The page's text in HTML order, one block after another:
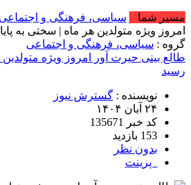
مسیر شما
سیاسی، فرهنگی و اجتماعی
امروز ویژه متولدین هر ماه | سختی به
گروه : سیاسی، فرهنگی و اجتماعی
طالع بینی حیرت آور امروز ویژه
رسید
نویسنده : گسترش نیوز
۲۴ آبان ۱۴۰۴
کد خبر 135671
153 بازدید
بدون نظر
پرینت